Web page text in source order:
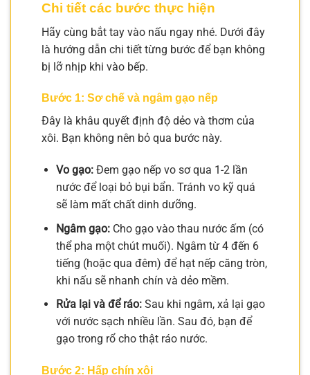
Chi tiết các bước thực hiện
Hãy cùng bắt tay vào nấu ngay nhé. Dưới đây
là hướng dẫn chi tiết từng bước để bạn không
bị lỡ nhịp khi vào bếp.
Bước 1: Sơ chế và ngâm gạo nếp
Đây là khâu quyết định độ dẻo và thơm của
xôi. Bạn không nên bỏ qua bước này.
Vo gạo:Đem gạo nếp vo sơ qua 1-2 lần
nước để loại bỏ bụi bẩn. Tránh vo kỹ quá
sẽ làm mất chất dinh dưỡng.
Ngâm gạo:Cho gạo vào thau nước ấm (có
thể pha một chút muối). Ngâm từ 4 đến 6
tiếng (hoặc qua đêm) để hạt nếp căng tròn,
khi nấu sẽ nhanh chín và dẻo mềm.
Rửa lại và để ráo:Sau khi ngâm, xả lại gạo
với nước sạch nhiều lần. Sau đó, bạn để
gạo trong rổ cho thật ráo nước.
Bước 2: Hấp chín xôi